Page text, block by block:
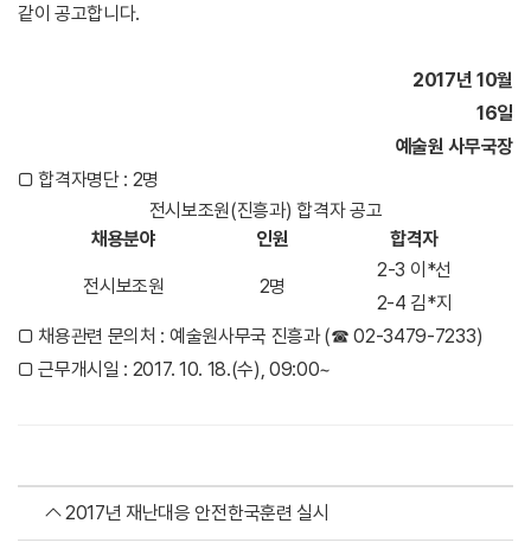
같이 공고합니다.
2017년 10월
16일
예술원 사무국장
□ 합격자명단 : 2명
전시보조원(진흥과) 합격자 공고
채용분야
인원 합격자
전시보조원 2명
2-3 이*선
2-4 김*지
□ 채용관련 문의처 : 예술원사무국 진흥과 (☎ 02-3479-7233)
□ 근무개시일 : 2017. 10. 18.(수), 09:00~
2017년 재난대응 안전한국훈련 실시